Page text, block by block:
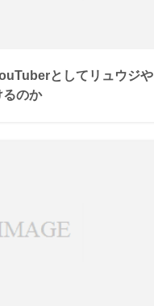
としてリュウジや
るのか